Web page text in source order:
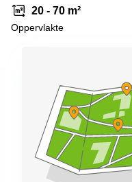
Coworking
space
Zwolle
Kantoor
Hengelo
Bedrijfsruimte
Huren in
Nijmegen
20 - 70 m²
Oppervlakte